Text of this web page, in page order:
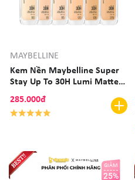
MAYBELLINE
Kem Nền Maybelline Super
Stay Up To 30H Lumi Matte
Che Phủ Cao, Siêu Nhẹ Mặt
285.000đ
GIẢM
25%